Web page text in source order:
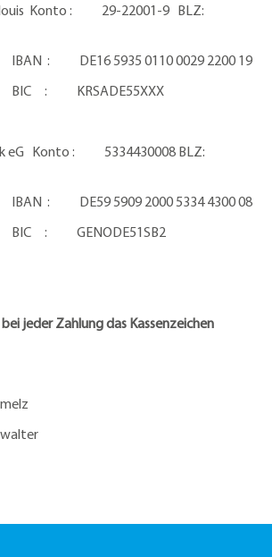
Konto : 29-22001-9 BLZ:
5935 0110 0029 2200 19
eG Konto : 5334430008 BLZ:
5909 2000 5334 4300 08
jeder Zahlung das Kassenzeichen